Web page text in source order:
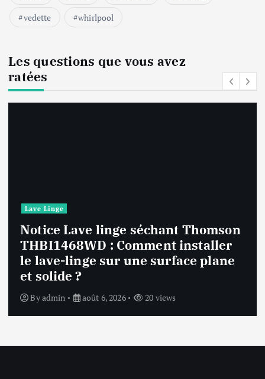
vedette
whirlpool
Les questions que vous avez
ratées
Lave Linge
Notice Lave linge F94841WH LG
F94841WH : Que faire si la machine
affiche une erreur inconnue ?
Byadmin août 6, 2026 23 views